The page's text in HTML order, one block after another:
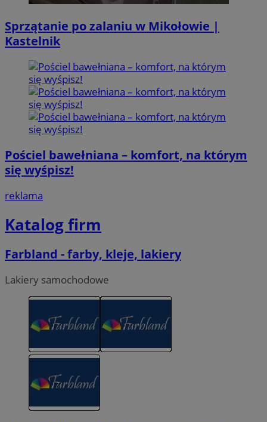
Sprzątanie po zalaniu w Mikołowie |
Kastelnik
Pościel bawełniana – komfort, na którym
się wyśpisz!
reklama
Katalog firm
Farbland - farby, kleje, lakiery
Lakiery samochodowe